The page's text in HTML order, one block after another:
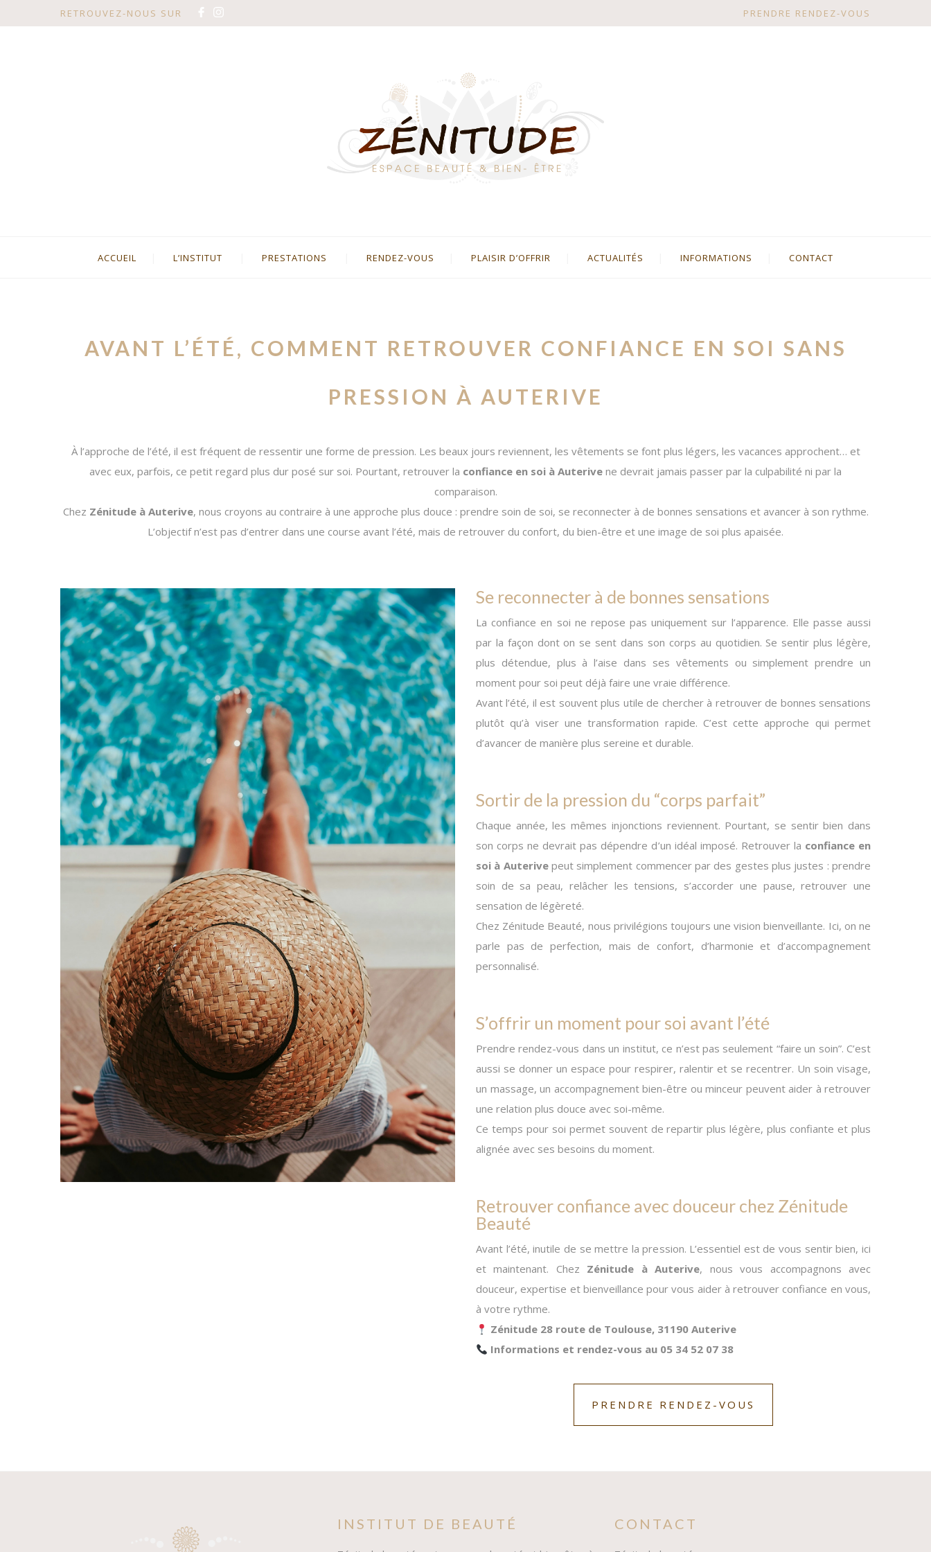
RETROUVEZ-NOUS SUR PRENDRE RENDEZ-VOUS
ACCUEIL L’INSTITUT PRESTATIONS RENDEZ-VOUS PLAISIR D’OFFRIR ACTUALITÉS INFORMATIONS CONTACT
AVANT L’ÉTÉ, COMMENT RETROUVER CONFIANCE EN SOI SANS
PRESSION À AUTERIVE
À l’approche de l’été, il est fréquent de ressentir une forme de pression. Les beaux jours reviennent, les vêtements se font plus légers, les vacances approchent… et
avec eux, parfois, ce petit regard plus dur posé sur soi. Pourtant, retrouver la confiance en soi à Auterive ne devrait jamais passer par la culpabilité ni par la
comparaison.
Chez Zénitude à Auterive, nous croyons au contraire à une approche plus douce : prendre soin de soi, se reconnecter à de bonnes sensations et avancer à son rythme.
L’objectif n’est pas d’entrer dans une course avant l’été, mais de retrouver du confort, du bien-être et une image de soi plus apaisée.
Se reconnecter à de bonnes sensations
La confiance en soi ne repose pas uniquement sur l’apparence. Elle passe aussi
par la façon dont on se sent dans son corps au quotidien. Se sentir plus légère,
plus détendue, plus à l’aise dans ses vêtements ou simplement prendre un
moment pour soi peut déjà faire une vraie différence.
Avant l’été, il est souvent plus utile de chercher à retrouver de bonnes sensations
plutôt qu’à viser une transformation rapide. C’est cette approche qui permet
d’avancer de manière plus sereine et durable.
Sortir de la pression du “corps parfait”
Chaque année, les mêmes injonctions reviennent. Pourtant, se sentir bien dans
son corps ne devrait pas dépendre d’un idéal imposé. Retrouver la confiance en
soi à Auterivepeut simplement commencer par des gestes plus justes : prendre
soin de sa peau, relâcher les tensions, s’accorder une pause, retrouver une
sensation de légèreté.
Chez Zénitude Beauté, nous privilégions toujours une vision bienveillante. Ici, on ne
parle pas de perfection, mais de confort, d’harmonie et d’accompagnement
personnalisé.
S’offrir un moment pour soi avant l’été
Prendre rendez-vous dans un institut, ce n’est pas seulement “faire un soin”. C’est
aussi se donner un espace pour respirer, ralentir et se recentrer. Un soin visage,
un massage, un accompagnement bien-être ou minceur peuvent aider à retrouver
une relation plus douce avec soi-même.
Ce temps pour soi permet souvent de repartir plus légère, plus confiante et plus
alignée avec ses besoins du moment.
Retrouver confiance avec douceur chez Zénitude
Beauté
Avant l’été, inutile de se mettre la pression. L’essentiel est de vous sentir bien, ici
et maintenant. Chez Zénitude à Auterive, nous vous accompagnons avec
douceur, expertise et bienveillance pour vous aider à retrouver confiance en vous,
à votre rythme.
Zénitude 28 route de Toulouse, 31190 Auterive
Informations et rendez-vous au 05 34 52 07 38
PRENDRE RENDEZ-VOUS
INSTITUT DE BEAUTÉ CONTACT